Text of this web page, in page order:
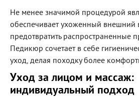
Не менее значимой процедурой
обеспечивает ухоженный внешний
предотвратить распространенные
Педикюр сочетает в себе
уход, делая походку более
Уход за лицом и массаж:
индивидуальный подход